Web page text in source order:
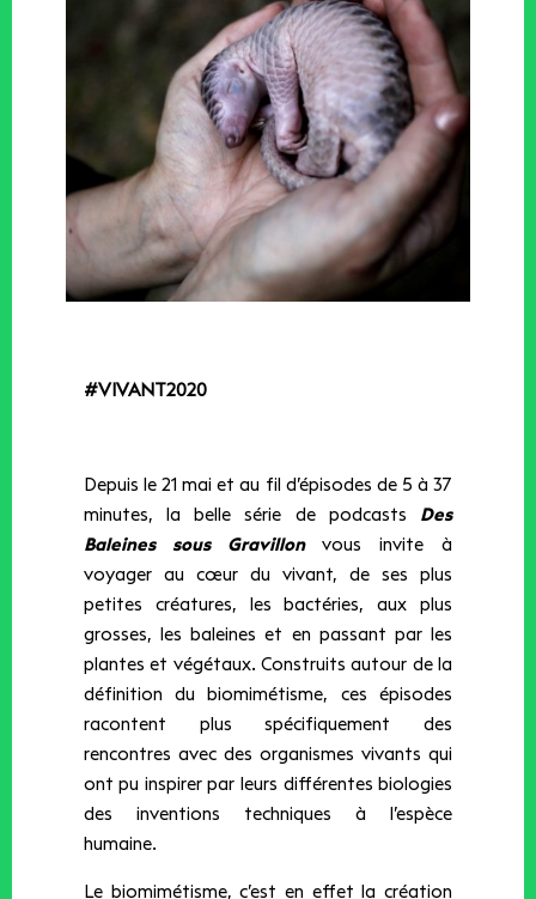
#VIVANT2020
Depuis le 21 mai et au fil d’épisodes de 5 à 37
minutes, la belle série de podcasts Des
Baleines sous Gravillon
vous invite à
voyager au cœur du vivant, de ses plus
petites créatures, les bactéries, aux plus
grosses, les baleines et en passant par les
plantes et végétaux. Construits autour de la
définition du biomimétisme, ces épisodes
racontent plus spécifiquement des
rencontres avec des organismes vivants qui
ont pu inspirer par leurs différentes biologies
des inventions techniques à l’espèce
humaine.
Le biomimétisme, c’est en effet la création